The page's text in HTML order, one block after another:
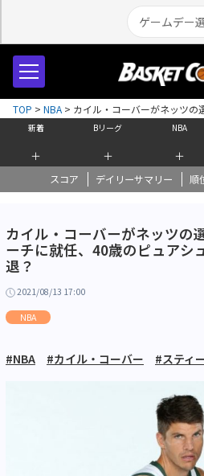
新着
＋
Bリーグ
＋
NBA
＋
スコア デイリーサマリー 順
TOP > NBA > カイル・コーバーがネッツの
任、40歳のピュアシューターは事実上の引
カイル・コーバーがネッツの
ーチに就任、40歳のピュアシ
退？
2021/08/13 17:00
NBA
#NBA #カイル・コーバー #スティ